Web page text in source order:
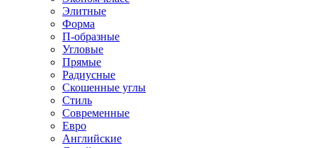
Элитные
Форма
П-образные
Угловые
Прямые
Радиусные
Скошенные углы
Стиль
Современные
Евро
Английские